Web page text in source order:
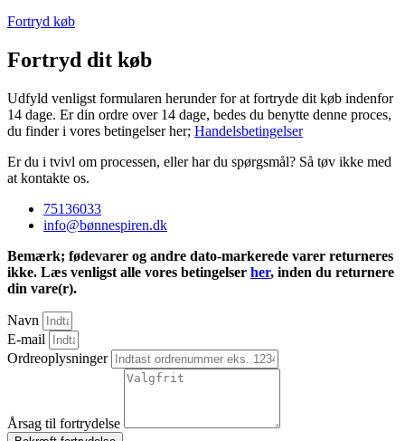
Fortryd køb
Fortryd dit køb
Udfyld venligst formularen herunder for at fortryde dit køb indenfor
14 dage. Er din ordre over 14 dage, bedes du benytte denne proces,
du finder i vores betingelser her; Handelsbetingelser
Er du i tvivl om processen, eller har du spørgsmål? Så tøv ikke med
at kontakte os.
75136033
info@bønnespiren.dk
Bemærk; fødevarer og andre dato-markerede varer returneres
ikke. Læs venligst alle vores betingelser her, inden du returnere
din vare(r).
Navn
E-mail
Ordreoplysninger
Årsag til fortrydelse